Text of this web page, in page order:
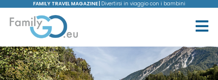
FAMILY TRAVEL MAGAZINE | Divertirsi in viaggio con i bambini